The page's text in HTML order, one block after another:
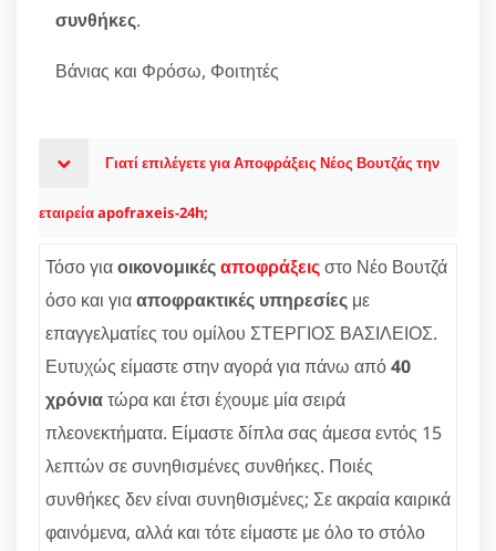
συνθήκες.
Βάνιας και Φρόσω, Φοιτητές
Γιατί επιλέγετε για Αποφράξεις Νέος Βουτζάς την
εταιρεία apofraxeis-24h;
Τόσο γιαοικονομικέςαποφράξειςστο Νέο Βουτζά
όσο και γιααποφρακτικές υπηρεσίες με
επαγγελματίες του ομίλου ΣΤΕΡΓΙΟΣ ΒΑΣΙΛΕΙΟΣ.
Ευτυχώς είμαστε στην αγορά για πάνω από40
χρόνιατώρα και έτσι έχουμε μία σειρά
πλεονεκτήματα. Είμαστε δίπλα σας άμεσα εντός 15
λεπτών σε συνηθισμένες συνθήκες. Ποιές
συνθήκες δεν είναι συνηθισμένες; Σε ακραία καιρικά
φαινόμενα, αλλά και τότε είμαστε με όλο το στόλο